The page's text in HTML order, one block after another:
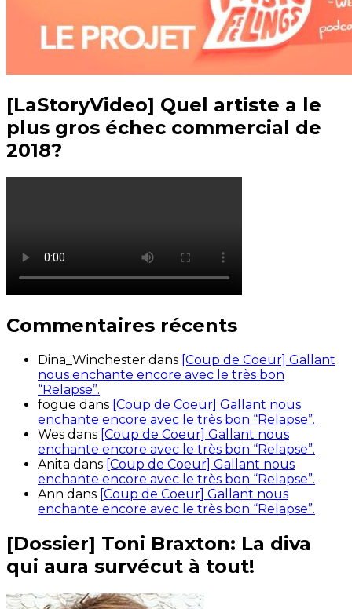
[LaStoryVideo] Quel artiste a le
plus gros échec commercial de
2018?
Commentaires récents
Dina_Winchester dans [Coup de Coeur] Gallant
nous enchante encore avec le très bon
“Relapse”.
fogue dans [Coup de Coeur] Gallant nous
enchante encore avec le très bon “Relapse”.
Wes dans [Coup de Coeur] Gallant nous
enchante encore avec le très bon “Relapse”.
Anita dans [Coup de Coeur] Gallant nous
enchante encore avec le très bon “Relapse”.
Ann dans [Coup de Coeur] Gallant nous
enchante encore avec le très bon “Relapse”.
[Dossier] Toni Braxton: La diva
qui aura survécut à tout!